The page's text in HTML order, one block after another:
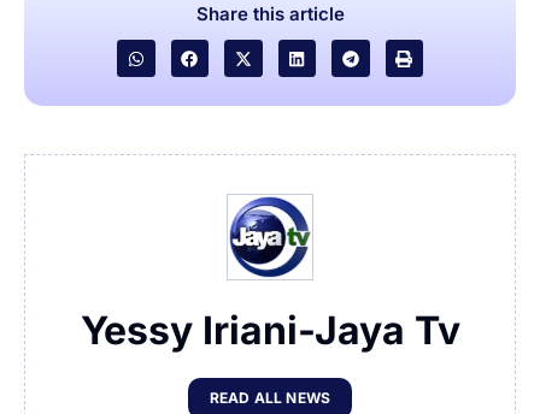
Share this article
Yessy Iriani-Jaya Tv
READ ALL NEWS